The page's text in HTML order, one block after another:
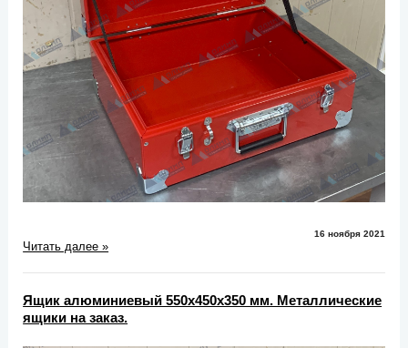
16 ноября 2021
Читать далее »
Ящик алюминиевый 550х450х350 мм. Металлические
ящики на заказ.